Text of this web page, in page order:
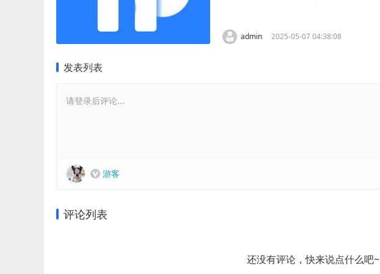
admin 2025-05-07 04:38:08
发表列表
请登录后评论...
游客
评论列表
还没有评论，快来说点什么吧~